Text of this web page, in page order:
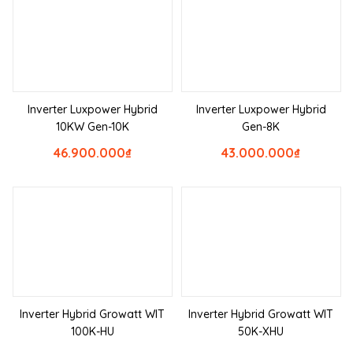
Inverter Luxpower Hybrid
10KW Gen-10K
₫
46.900.000
Inverter Luxpower Hybrid
Gen-8K
₫
43.000.000
Inverter Hybrid Growatt WIT
100K-HU
Inverter Hybrid Growatt WIT
50K-XHU